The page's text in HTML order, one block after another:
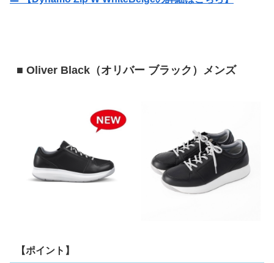
■ Oliver Black（オリバー ブラック）メンズ
【ポイント】